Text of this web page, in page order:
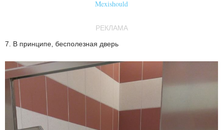
Mexishould
РЕКЛАМА
7. В принципе, бесполезная дверь